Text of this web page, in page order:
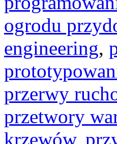
ogrodu
engineering,
przerwy
przetwory
krzewów,